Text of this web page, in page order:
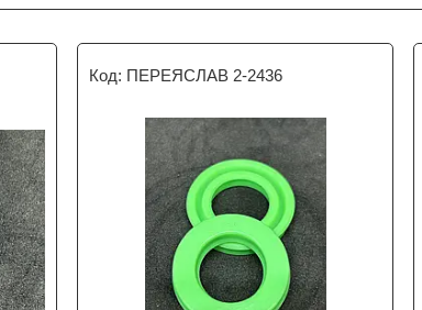
ПЕРЕЯСЛАВ 2-2436